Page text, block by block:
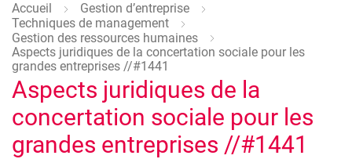
Fil
d'Ariane
Accueil
Gestion d’entreprise
Techniques de management
Gestion des ressources humaines
Aspects juridiques de la concertation sociale pour les
grandes entreprises //#1441
Aspects juridiques de la
concertation sociale pour les
grandes entreprises //#1441